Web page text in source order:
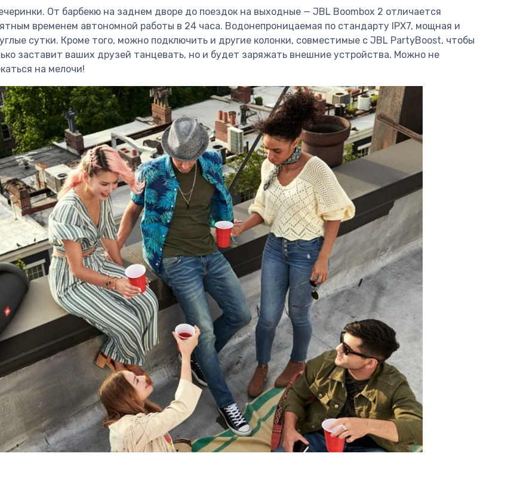
От барбекю на заднем дворе до поездок на выходные — JBL Boombox 2 отличается
временем автономной работы в 24 часа. Водонепроницаемая по стандарту IPX7, мощная и
сутки. Кроме того, можно подключить и другие колонки, совместимые с JBL PartyBoost, чтобы
заставит ваших друзей танцевать, но и будет заряжать внешние устройства. Можно не
на мелочи!